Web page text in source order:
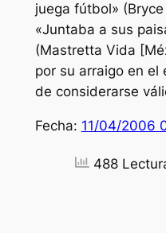
juega fútbol»
«Juntaba a sus
(Mastretta Vida
por su arraigo en el
de considerarse
Fecha: 11/04/2006
488